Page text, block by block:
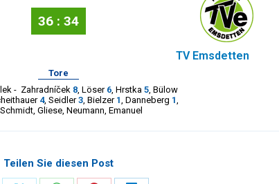
36 : 34
TV Emsdetten
Tore
- Zahradníček 8, Löser 6, Hrstka 5, Bülow
4, Seidler 3 Bielzer 1 Danneberg 1
Schmidt Gliese Neumann Emanuel
Teilen Sie diesen Post